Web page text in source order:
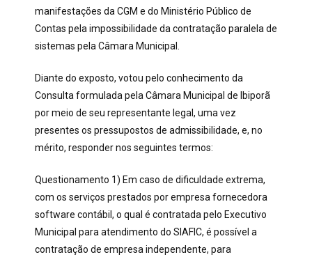
manifestações da CGM e do Ministério Público de
Contas pela impossibilidade da contratação paralela de
sistemas pela Câmara Municipal.
Diante do exposto, votou pelo conhecimento da
Consulta formulada pela Câmara Municipal de Ibiporã
por meio de seu representante legal, uma vez
presentes os pressupostos de admissibilidade, e, no
mérito, responder nos seguintes termos:
Questionamento 1) Em caso de dificuldade extrema,
com os serviços prestados por empresa fornecedora
software contábil, o qual é contratada pelo Executivo
Municipal para atendimento do SIAFIC, é possível a
contratação de empresa independente, para